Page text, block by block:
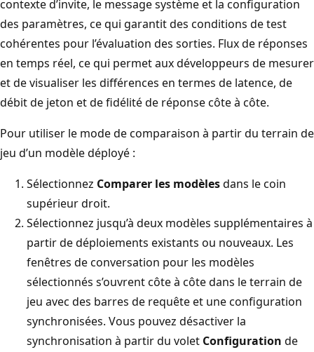
contexte d’invite, le message système et la configuration
des paramètres, ce qui garantit des conditions de test
cohérentes pour l’évaluation des sorties. Flux de réponses
en temps réel, ce qui permet aux développeurs de mesurer
et de visualiser les différences en termes de latence, de
débit de jeton et de fidélité de réponse côte à côte.
Pour utiliser le mode de comparaison à partir du terrain de
jeu d’un modèle déployé :
Sélectionnez Comparer les modèlesdans le coin
supérieur droit.
Sélectionnez jusqu’à deux modèles supplémentaires à
partir de déploiements existants ou nouveaux. Les
fenêtres de conversation pour les modèles
sélectionnés s’ouvrent côte à côte dans le terrain de
jeu avec des barres de requête et une configuration
synchronisées. Vous pouvez désactiver la
synchronisation à partir du volet Configuration de